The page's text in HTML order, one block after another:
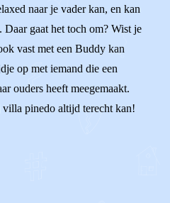
naar je vader kan, en kan
Daar gaat het toch om? Wist je
vast met een Buddy kan
op met iemand die een
ouders heeft meegemaakt.
pinedo altijd terecht kan!